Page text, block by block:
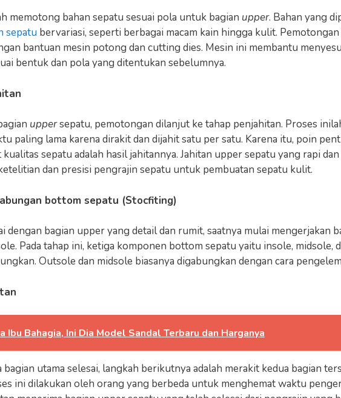
memotong bahan sepatu sesuai pola untuk bagian upper. Bahan yang
sepatu bervariasi, seperti berbagai macam kain hingga kulit.
bantuan mesin potong dan cutting dies. Mesin ini membantu
bentuk dan pola yang ditentukan sebelumnya.
uppersepatu, pemotongan dilanjut ke tahap penjahitan. Proses
paling lama karena dirakit dan dijahit satu per satu. Karena itu, poin
sepatu adalah hasil jahitannya. Jahitan upper sepatu yang rapi
dan presisi pengrajin sepatu untuk pembuatan sepatu kulit.
bottom sepatu (Stocfiting)
dengan bagian upper yang detail dan rumit, saatnya mulai mengerjakan
Pada tahap ini, ketiga komponen bottom sepatu yaitu insole, midsole,
Outsole dan midsole biasanya digabungkan dengan cara
Ibu Bahagia, Ini Dia Model Sandal Terbaru dan Harganya
bagian utama selesai, langkah berikutnya adalah merakit kedua bagian
ini dilakukan oleh orang yang berbeda untuk menghemat waktu